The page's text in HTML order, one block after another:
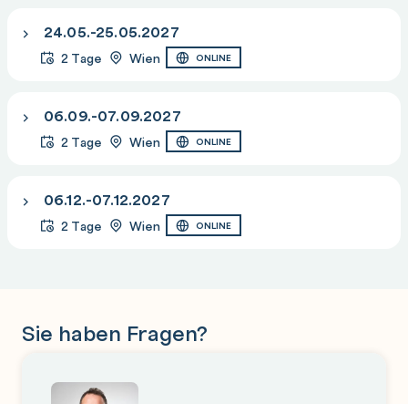
Office Outlook und Outlook Online
Neue E-Mail erstellen
@Erwähnungen verwenden
Die Unterhaltungsansicht
Die Kontaktkarte
Basiswissen zum Kalender
Kalender freigeben
24.05.-25.05.2027
2 Tage Wien ONLINE
06.09.-07.09.2027
2 Tage Wien ONLINE
06.12.-07.12.2027
2 Tage Wien ONLINE
Sie haben Fragen?